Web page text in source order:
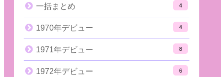
一括まとめ 4
1970年デビュー 4
1971年デビュー 8
1972年デビュー 6